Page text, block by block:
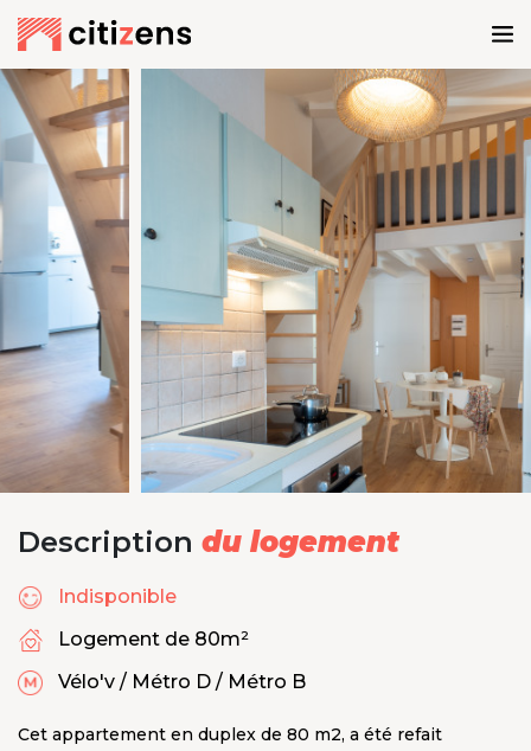
Description du logement
Indisponible
Logement de 80m²
Vélo'v / Métro D / Métro B
Cet appartement en duplex de 80 m2, a été refait